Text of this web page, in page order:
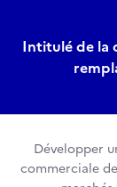
Intitulé de la
Développer
commerciale